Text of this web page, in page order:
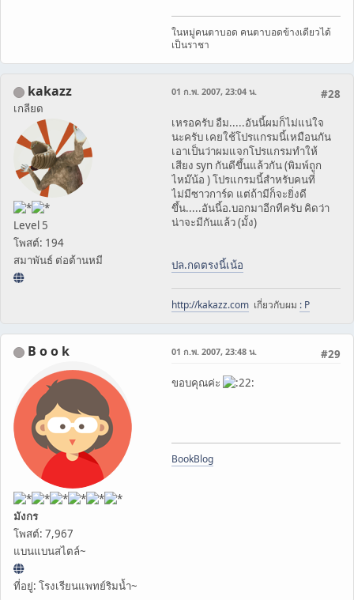
ในหมู่คนตาบอด คนตาบอดข้างเดียวได้
เป็นราชา
kakazz
เกลียด
Level 5
โพสต์: 194
สมาพันธ์ ต่อต้านหมี
#28
01 ก.พ. 2007, 23:04 น.
เหรอครับ อืม.....อันนี้ผมก็ไม่แน่ใจ
นะครับ เคยใช้โปรแกรมนี้เหมือนกัน
เอาเป็นว่าผมแจกโปรแกรมทำให้
เสียง syn กันดีขึ้นแล้วกัน (พิมพ์ถูก
ไหม๊น้อ ) โปรแกรมนี้สำหรับคนที่
ไม่มีซาวการ์ด แต่ถ้ามีก็จะยิ่งดี
ขึ้น.....อันนี้อ.บอกมาอีกทีครับ คิดว่า
น่าจะมีกันแล้ว (มั้ง)
ปล.กดตรงนี้เน้อ
http://kakazz.com เกี่ยวกับผม : P
B o o k
มังกร
โพสต์: 7,967
แบนแบนสไตล์~
ที่อยู่: โรงเรียนแพทย์ริมน้ำ~
#29
01 ก.พ. 2007, 23:48 น.
ขอบคุณค่ะ
BookBlog